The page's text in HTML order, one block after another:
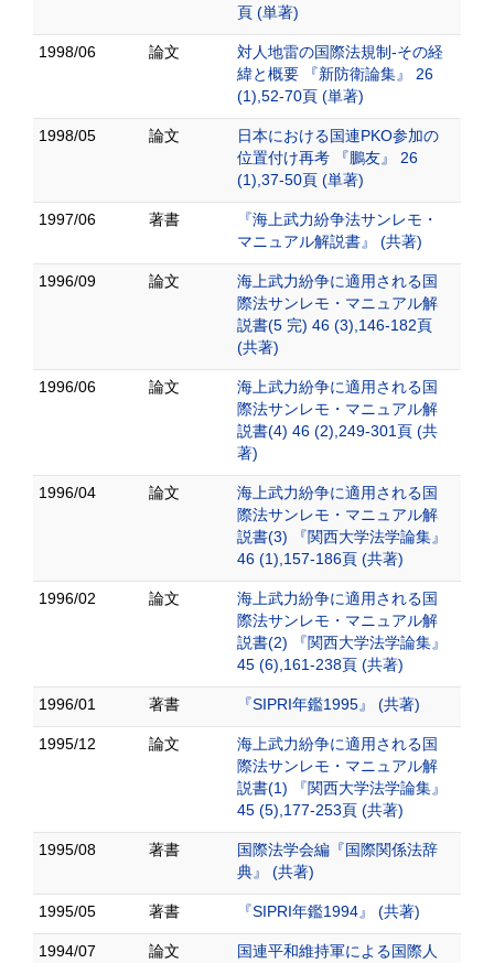
頁 (単著)
1998/06 論文
対人地雷の国際法規制-その経
緯と概要 『新防衛論集』 26
(1),52-70頁 (単著)
1998/05 論文
日本における国連PKO参加の
位置付け再考 『鵬友』 26
(1),37-50頁 (単著)
1997/06 著書
『海上武力紛争法サンレモ・
マニュアル解説書』 (共著)
1996/09 論文
海上武力紛争に適用される国
際法サンレモ・マニュアル解
説書(5 完) 46 (3),146-182頁
(共著)
1996/06 論文
海上武力紛争に適用される国
際法サンレモ・マニュアル解
説書(4) 46 (2),249-301頁 (共
著)
1996/04 論文
海上武力紛争に適用される国
際法サンレモ・マニュアル解
説書(3) 『関西大学法学論集』
46 (1),157-186頁 (共著)
1996/02 論文
海上武力紛争に適用される国
際法サンレモ・マニュアル解
説書(2) 『関西大学法学論集』
45 (6),161-238頁 (共著)
1996/01 著書 『SIPRI年鑑1995』 (共著)
1995/12 論文
海上武力紛争に適用される国
際法サンレモ・マニュアル解
説書(1) 『関西大学法学論集』
45 (5),177-253頁 (共著)
1995/08 著書
国際法学会編『国際関係法辞
典』 (共著)
1995/05 著書 『SIPRI年鑑1994』 (共著)
1994/07 論文
国連平和維持軍による国際人